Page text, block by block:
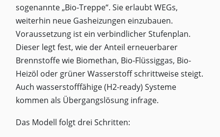
sogenannte „Bio-Treppe“. Sie erlaubt WEGs,
weiterhin neue Gasheizungen einzubauen.
Voraussetzung ist ein verbindlicher Stufenplan.
Dieser legt fest, wie der Anteil erneuerbarer
Brennstoffe wie Biomethan, Bio-Flüssiggas, Bio-
Heizöl oder grüner Wasserstoff schrittweise steigt.
Auch wasserstofffähige (H2-ready) Systeme
kommen als Übergangslösung infrage.
Das Modell folgt drei Schritten: